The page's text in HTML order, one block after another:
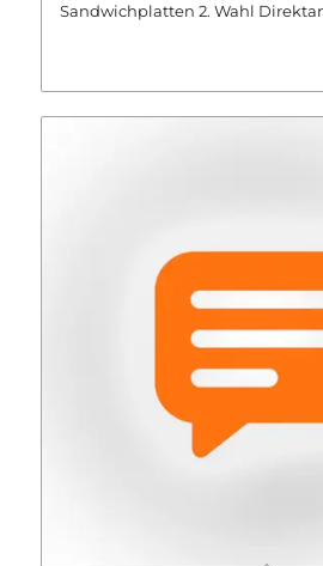
Sandwichplatten 2. Wahl